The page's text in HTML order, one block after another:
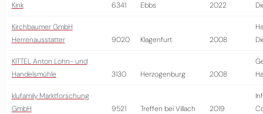
Kink 6341 Ebbs 2022
Kirchbaumer GmbH
Herrenausstatter
9020 Klagenfurt 2008
KITTEL Anton Lohn- und
Handelsmühle
3130 Herzogenburg 2008
klufamily Marktforschung
GmbH
9521 Treffen bei Villach 2019